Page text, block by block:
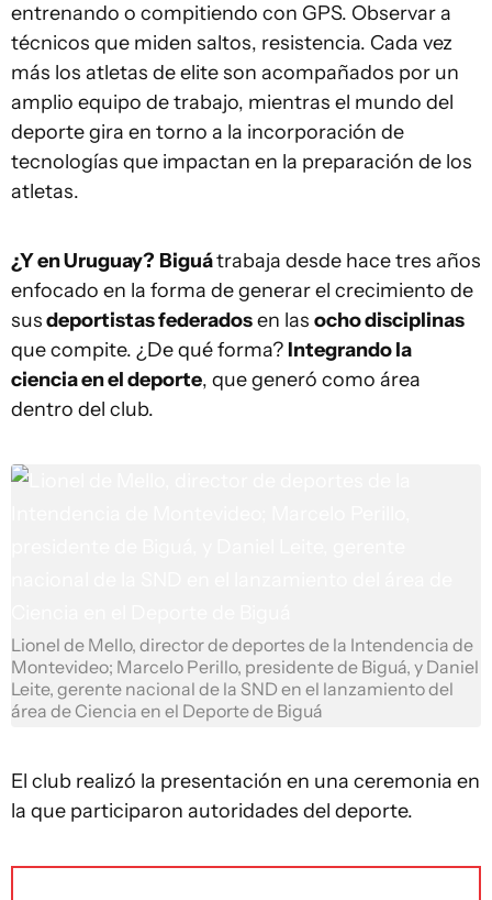
entrenando o compitiendo con GPS. Observar a
técnicos que miden saltos, resistencia. Cada vez
más los atletas de elite son acompañados por un
amplio equipo de trabajo, mientras el mundo del
deporte gira en torno a la incorporación de
tecnologías que impactan en la preparación de los
atletas.
¿Y en Uruguay? Biguátrabaja desde hace tres años
enfocado en la forma de generar el crecimiento de
susdeportistas federadosen las ocho disciplinas
que compite. ¿De qué forma? Integrando la
ciencia en el deporte, que generó como área
dentro del club.
Lionel de Mello, director de deportes de la Intendencia de
Montevideo; Marcelo Perillo, presidente de Biguá, y Daniel
Leite, gerente nacional de la SND en el lanzamiento del
área de Ciencia en el Deporte de Biguá
El club realizó la presentación en una ceremonia en
la que participaron autoridades del deporte.